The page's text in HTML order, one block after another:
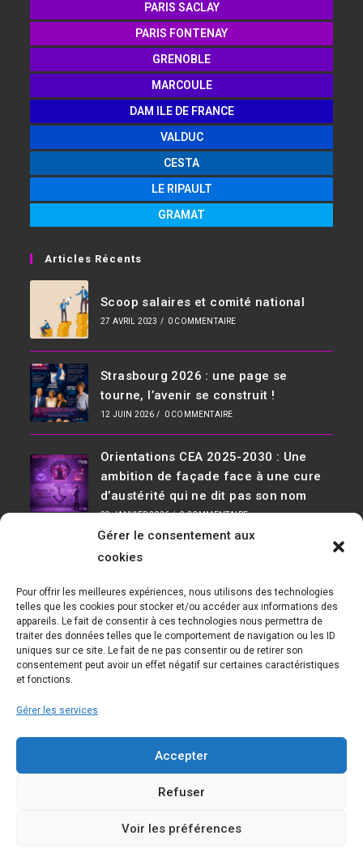
Gérer le consentement aux
cookies
Pour offrir les meilleures expériences, nous utilisons des technologies
telles que les cookies pour stocker et/ou accéder aux informations des
appareils. Le fait de consentir à ces technologies nous permettra de
traiter des données telles que le comportement de navigation ou les ID
uniques sur ce site. Le fait de ne pas consentir ou de retirer son
consentement peut avoir un effet négatif sur certaines caractéristiques
et fonctions.
Gérer les services
Accepter
Refuser
Voir les préférences
PARIS SACLAY
PARIS FONTENAY
GRENOBLE
MARCOULE
DAM ILE DE FRANCE
VALDUC
CESTA
LE RIPAULT
GRAMAT
Articles Récents
Scoop salaires et comité national
27 AVRIL 2023 / 0 COMMENTAIRE
Strasbourg 2026 : une page se
tourne, l’avenir se construit !
12 JUIN 2026 / 0 COMMENTAIRE
Orientations CEA 2025-2030 : Une
ambition de façade face à une cure
d’austérité qui ne dit pas son nom
29 JANVIER 2026 / 0 COMMENTAIRE
D36, 91190 Saclay Bât 534
Téléphone :
01 69 08 30 04